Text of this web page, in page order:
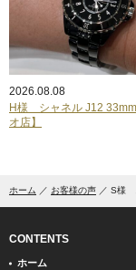
2026.08.08
H様 シャネル J12
オ店】
ホーム お客様の声 S様
CONTENTS
ホーム